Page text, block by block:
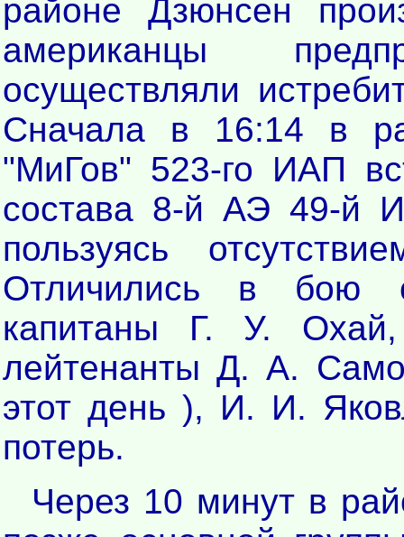
районе Дзюнсен
американцы
осуществляли
Сначала в 16:14 в
"МиГов" 523-го ИАП
состава 8-й АЭ 49-й
пользуясь
Отличились в бою
капитаны Г. У.
лейтенанты Д. А.
этот день ), И. И.
потерь.
Через 10 минут в